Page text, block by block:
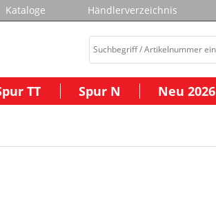
Kataloge Händlerverzeichnis
TT Spur N Neu 2026